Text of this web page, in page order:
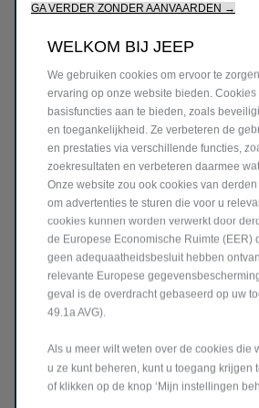
GEMAK
KLAAR OM
GA VERDER ZONDER AANVAARDEN →
WELKOM BIJ JEEP
We gebruiken cookies om ervoor te
ervaring op onze website bieden. Cookies
basisfuncties aan te bieden, zoals
en toegankelijkheid. Ze verbeteren de
en prestaties via verschillende functies,
zoekresultaten en verbeteren daarmee
Onze website zou ook cookies van
om advertenties te sturen die voor u
cookies kunnen worden verwerkt door
de Europese Economische Ruimte (EER)
geen adequaatheidsbesluit hebben
relevante Europese
geval is de overdracht gebaseerd op uw
49.1a AVG).
Als u meer wilt weten over de cookies die
u ze kunt beheren, kunt u toegang krijgen
of klikken op de knop ‘Mijn instellingen